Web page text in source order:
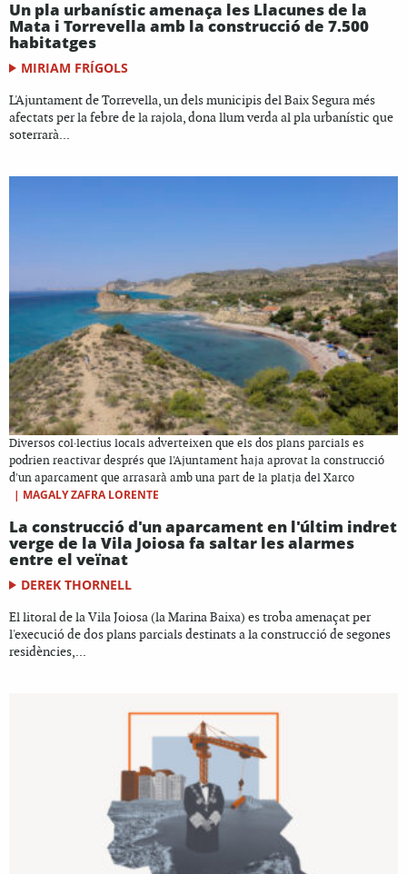
Un pla urbanístic amenaça les Llacunes de la
Mata i Torrevella amb la construcció de 7.500
habitatges
MIRIAM FRÍGOLS
L'Ajuntament de Torrevella, un dels municipis del Baix Segura més
afectats per la febre de la rajola, dona llum verda al pla urbanístic que
soterrarà...
Diversos col·lectius locals adverteixen que els dos plans parcials es
podrien reactivar després que l'Ajuntament haja aprovat la construcció
d'un aparcament que arrasarà amb una part de la platja del Xarco
| MAGALY ZAFRA LORENTE
La construcció d'un aparcament en l'últim indret
verge de la Vila Joiosa fa saltar les alarmes
entre el veïnat
DEREK THORNELL
El litoral de la Vila Joiosa (la Marina Baixa) es troba amenaçat per
l'execució de dos plans parcials destinats a la construcció de segones
residències,...